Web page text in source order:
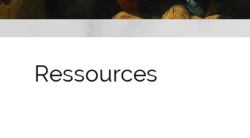
Ressources